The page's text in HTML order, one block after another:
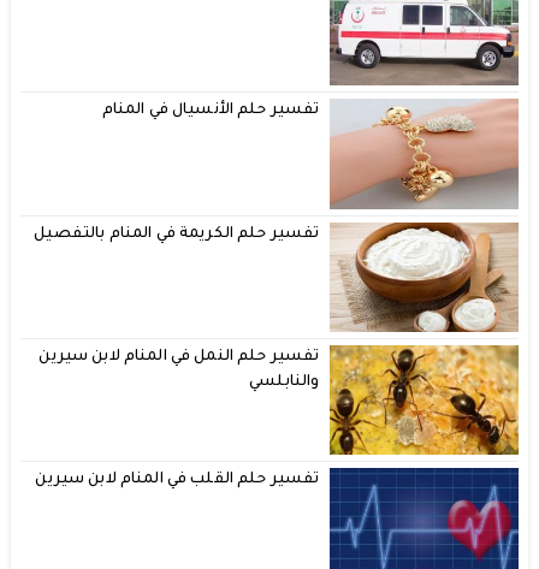
تفسير حلم الأنسيال في المنام
تفسير حلم الكريمة في المنام بالتفصيل
تفسير حلم النمل في المنام لابن سيرين
والنابلسي
تفسير حلم القلب في المنام لابن سيرين